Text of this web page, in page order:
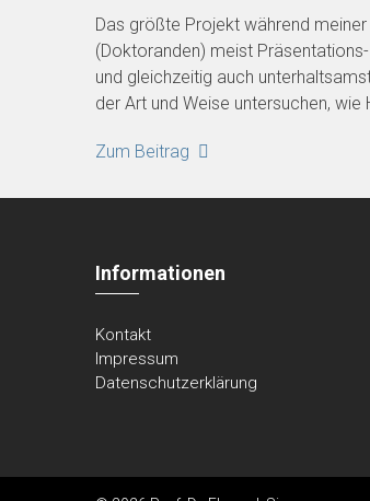
Das größte Projekt während
(Doktoranden) meist
und gleichzeitig auch
der Art und Weise untersuchen,
Zum Beitrag
Informationen
Kontakt
Impressum
Datenschutzerklärung